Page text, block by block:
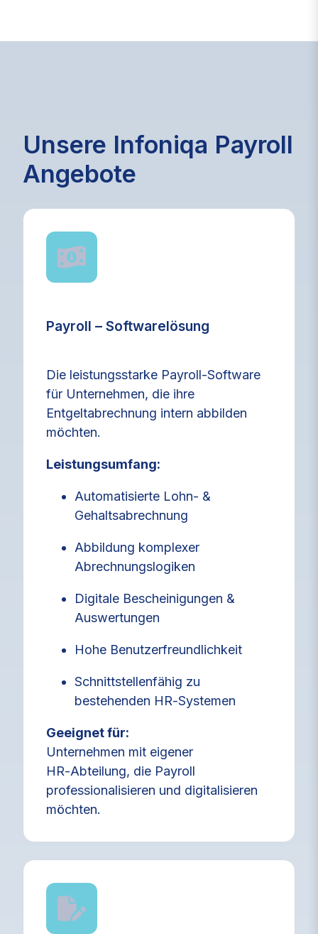
Unsere Infoniqa Payroll
Angebote
Payroll – Softwarelösung
Die leistungsstarke Payroll‑Software
für Unternehmen, die ihre
Entgeltabrechnung intern abbilden
möchten.
Leistungsumfang:
Automatisierte Lohn- &
Gehaltsabrechnung
Abbildung komplexer
Abrechnungslogiken
Digitale Bescheinigungen &
Auswertungen
Hohe Benutzerfreundlichkeit
Schnittstellenfähig zu
bestehenden HR‑Systemen
Geeignet für:
Unternehmen mit eigener
HR‑Abteilung, die Payroll
professionalisieren und digitalisieren
möchten.